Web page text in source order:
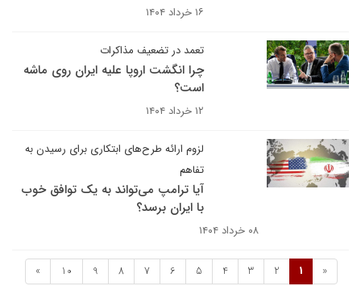
۱۶ خرداد ۱۴۰۴
تعمد در تضعیف مذاکرات
چرا انگشت اروپا علیه ایران روی ماشه
است؟
۱۲ خرداد ۱۴۰۴
لزوم ارائه طرح‌های ابتکاری برای رسیدن به
تفاهم
آیا ترامپ می‌تواند به یک توافق خوب
با ایران برسد؟
۰۸ خرداد ۱۴۰۴
«
1
2
3
4
5
6
7
8
9
10
»